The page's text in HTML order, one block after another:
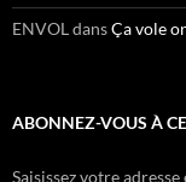
ENVOL dansÇa vole
ABONNEZ-VOUS À
Saisissez votre